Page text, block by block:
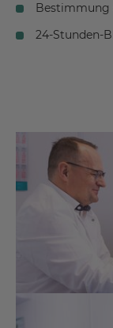
Bestimmung
24-Stunden-